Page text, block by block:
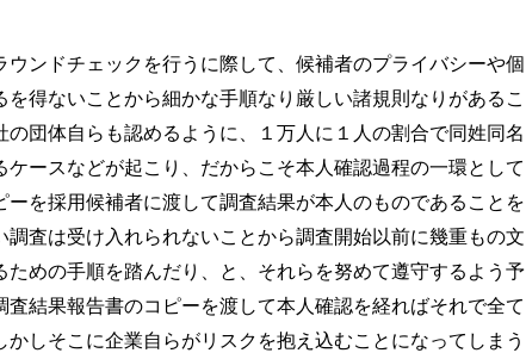
ンドチェックを行うに際して、候補者のプライバシーや個
得ないことから細かな手順なり厳しい諸規則なりがあるこ
団体自らも認めるように、１万人に１人の割合で同姓同名
ースなどが起こり、だからこそ本人確認過程の一環として
を採用候補者に渡して調査結果が本人のものであることを
査は受け入れられないことから調査開始以前に幾重もの文
めの手順を踏んだり、と、それらを努めて遵守するよう予
結果報告書のコピーを渡して本人確認を経ればそれで全て
しそこに企業自らがリスクを抱え込むことになってしまう